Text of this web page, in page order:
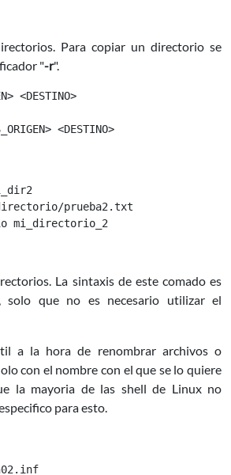
Para copiar un directorio se
"-r".
<DESTINO>
prueba2.txt
La sintaxis de este comado es
solo que no es necesario utilizar el
a la hora de renombrar archivos o
con el nombre con el que se lo quiere
la mayoria de las shell de Linux no
para esto.